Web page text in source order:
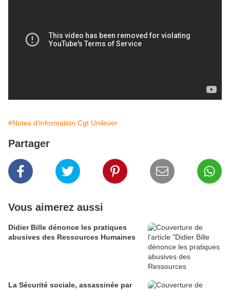
#Notes d'information Cgt Unilever
Partager
Vous aimerez aussi
Didier Bille dénonce les pratiques
abusives des Ressources Humaines
La Sécurité sociale, assassinée par